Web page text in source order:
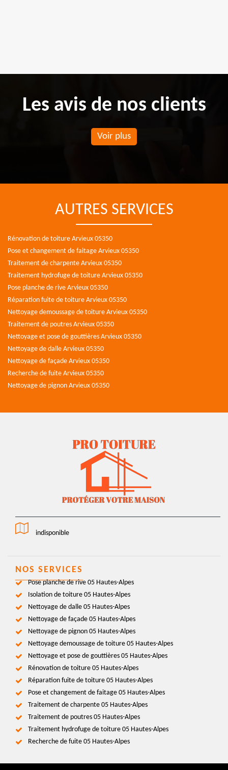
Les avis de nos clients
Voir plus
AUTRES SERVICES
Rénovation de toiture Arvieux 05350
Pose et changement de faitage Arvieux 05350
Traitement de charpente Arvieux 05350
Traitement hydrofuge de toiture Arvieux 05350
Pose planche de rive Arvieux 05350
Réparation fuite de toiture Arvieux 05350
Nettoyage demoussage de toiture Arvieux 05350
Traitement de poutres Arvieux 05350
Nettoyage et pose de gouttières Arvieux 05350
Nettoyage de dalle Arvieux 05350
Nettoyage de façade Arvieux 05350
Recherche de fuite Arvieux 05350
Nettoyage de pignon Arvieux 05350
indisponible
NOS SERVICES
Pose planche de rive 05 Hautes-Alpes
Isolation de toiture 05 Hautes-Alpes
Nettoyage de dalle 05 Hautes-Alpes
Nettoyage de façade 05 Hautes-Alpes
Nettoyage de pignon 05 Hautes-Alpes
Nettoyage demoussage de toiture 05 Hautes-Alpes
Nettoyage et pose de gouttières 05 Hautes-Alpes
Rénovation de toiture 05 Hautes-Alpes
Réparation fuite de toiture 05 Hautes-Alpes
Pose et changement de faitage 05 Hautes-Alpes
Traitement de charpente 05 Hautes-Alpes
Traitement de poutres 05 Hautes-Alpes
Traitement hydrofuge de toiture 05 Hautes-Alpes
Recherche de fuite 05 Hautes-Alpes